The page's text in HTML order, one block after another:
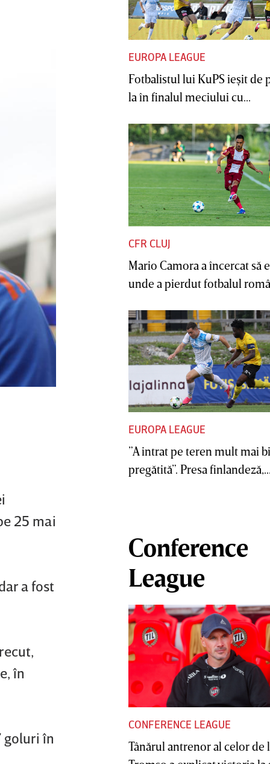
25 mai
a fost
în
goluri în
EUROPA LEAGUE
Fotbalistul lui KuPS ieşit de
la în finalul meciului cu...
CFR CLUJ
Mario Camora a încercat să
unde a pierdut fotbalul
EUROPA LEAGUE
”A intrat pe teren mult mai
pregătită”. Presa
Conference
League
CONFERENCE LEAGUE
Tânărul antrenor al celor de